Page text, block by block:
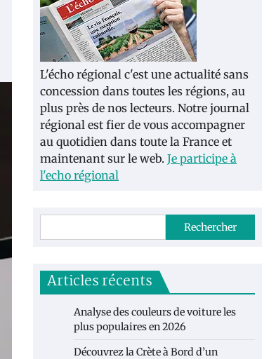
L'écho régional c'est une actualité sans
concession dans toutes les régions, au
plus près de nos lecteurs. Notre journal
régional est fier de vous accompagner
au quotidien dans toute la France et
maintenant sur le web. Je participe à
l'echo régional
Rechercher
Articles récents
Analyse des couleurs de voiture les
plus populaires en 2026
Découvrez la Crète à Bord d’un